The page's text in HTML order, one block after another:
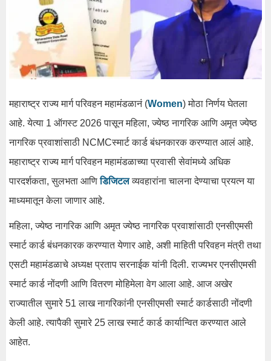
महाराष्ट्र राज्य मार्ग परिवहन महामंडळानं (Women) मोठा निर्णय घेतला
आहे. येत्या 1 ऑगस्ट 2026 पासून महिला, ज्येष्ठ नागरिक आणि अमृत ज्येष्ठ
नागरिक प्रवाशांसाठी NCMCस्मार्ट कार्ड बंधनकारक करण्यात आलं आहे.
महाराष्ट्र राज्य मार्ग परिवहन महामंडळाच्या प्रवासी सेवांमध्ये अधिक
पारदर्शकता, सुलभता आणिडिजिटलव्यवहारांना चालना देण्याचा प्रयत्न या
माध्यमातून केला जाणार आहे.
महिला, ज्येष्ठ नागरिक आणि अमृत ज्येष्ठ नागरिक प्रवाशांसाठी एनसीएमसी
स्मार्ट कार्ड बंधनकारक करण्यात येणार आहे, अशी माहिती परिवहन मंत्री तथा
एसटी महामंडळाचे अध्यक्ष प्रताप सरनाईक यांनी दिली. राज्यभर एनसीएमसी
स्मार्ट कार्ड नोंदणी आणि वितरण मोहिमेला वेग आला आहे. आज अखेर
राज्यातील सुमारे 51 लाख नागरिकांनी एनसीएमसी स्मार्ट कार्डसाठी नोंदणी
केली आहे. त्यापैकी सुमारे 25 लाख स्मार्ट कार्ड कार्यान्वित करण्यात आले
आहेत.